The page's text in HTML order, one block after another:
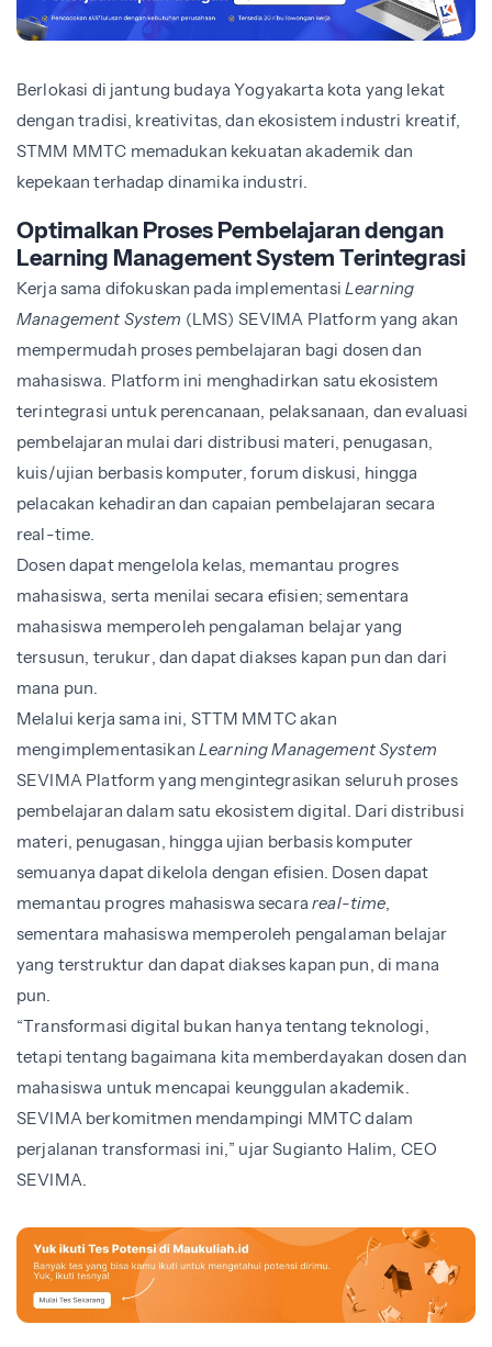
Berlokasi di jantung budaya Yogyakarta kota yang lekat
dengan tradisi, kreativitas, dan ekosistem industri kreatif,
STMM MMTC memadukan kekuatan akademik dan
kepekaan terhadap dinamika industri.
Optimalkan Proses Pembelajaran dengan
Learning Management System Terintegrasi
Kerja sama difokuskan pada implementasi Learning
Management System (LMS) SEVIMA Platform yang akan
mempermudah proses pembelajaran bagi dosen dan
mahasiswa. Platform ini menghadirkan satu ekosistem
terintegrasi untuk perencanaan, pelaksanaan, dan evaluasi
pembelajaran mulai dari distribusi materi, penugasan,
kuis/ujian berbasis komputer, forum diskusi, hingga
pelacakan kehadiran dan capaian pembelajaran secara
real-time.
Dosen dapat mengelola kelas, memantau progres
mahasiswa, serta menilai secara efisien; sementara
mahasiswa memperoleh pengalaman belajar yang
tersusun, terukur, dan dapat diakses kapan pun dan dari
mana pun.
Melalui kerja sama ini, STTM MMTC akan
mengimplementasikan Learning Management System
SEVIMA Platform yang mengintegrasikan seluruh proses
pembelajaran dalam satu ekosistem digital. Dari distribusi
materi, penugasan, hingga ujian berbasis komputer
semuanya dapat dikelola dengan efisien. Dosen dapat
memantau progres mahasiswa secarareal-time,
sementara mahasiswa memperoleh pengalaman belajar
yang terstruktur dan dapat diakses kapan pun, di mana
pun.
“Transformasi digital bukan hanya tentang teknologi,
tetapi tentang bagaimana kita memberdayakan dosen dan
mahasiswa untuk mencapai keunggulan akademik.
SEVIMA berkomitmen mendampingi MMTC dalam
perjalanan transformasi ini,” ujar Sugianto Halim, CEO
SEVIMA.